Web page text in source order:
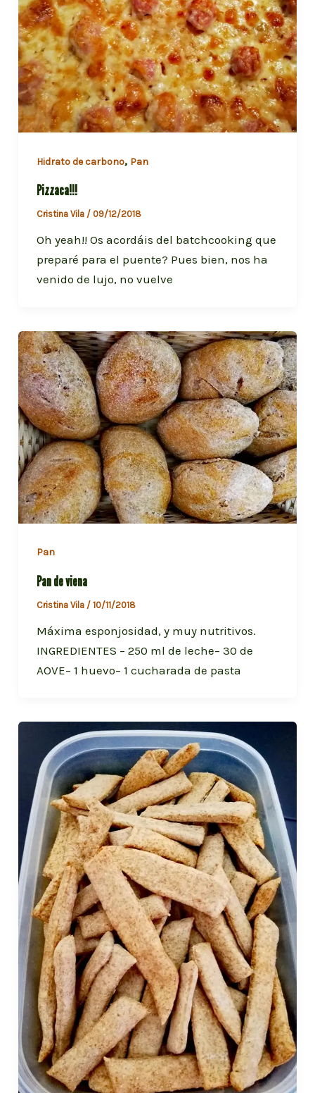
Hidrato de carbono, Pan
Pizzaca!!!
Cristina Vila / 09/12/2018
Oh yeah!! Os acordáis del batchcooking que
preparé para el puente? Pues bien, nos ha
venido de lujo, no vuelve
Pan
Pan de viena
Cristina Vila / 10/11/2018
Máxima esponjosidad, y muy nutritivos.
INGREDIENTES – 250 ml de leche– 30 de
AOVE– 1 huevo– 1 cucharada de pasta